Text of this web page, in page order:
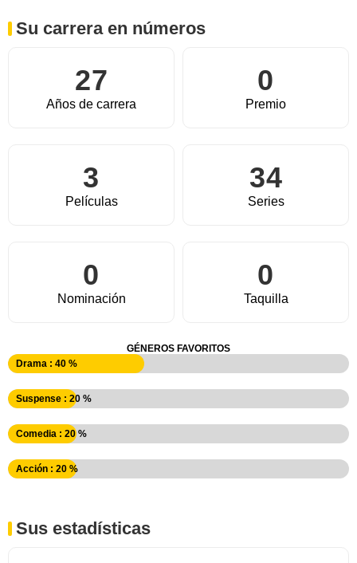
Su carrera en números
27
Años de carrera
0
Premio
3
Películas
34
Series
0
Nominación
0
Taquilla
GÉNEROS FAVORITOS
Drama : 40 %
Suspense : 20 %
Comedia : 20 %
Acción : 20 %
Sus estadísticas